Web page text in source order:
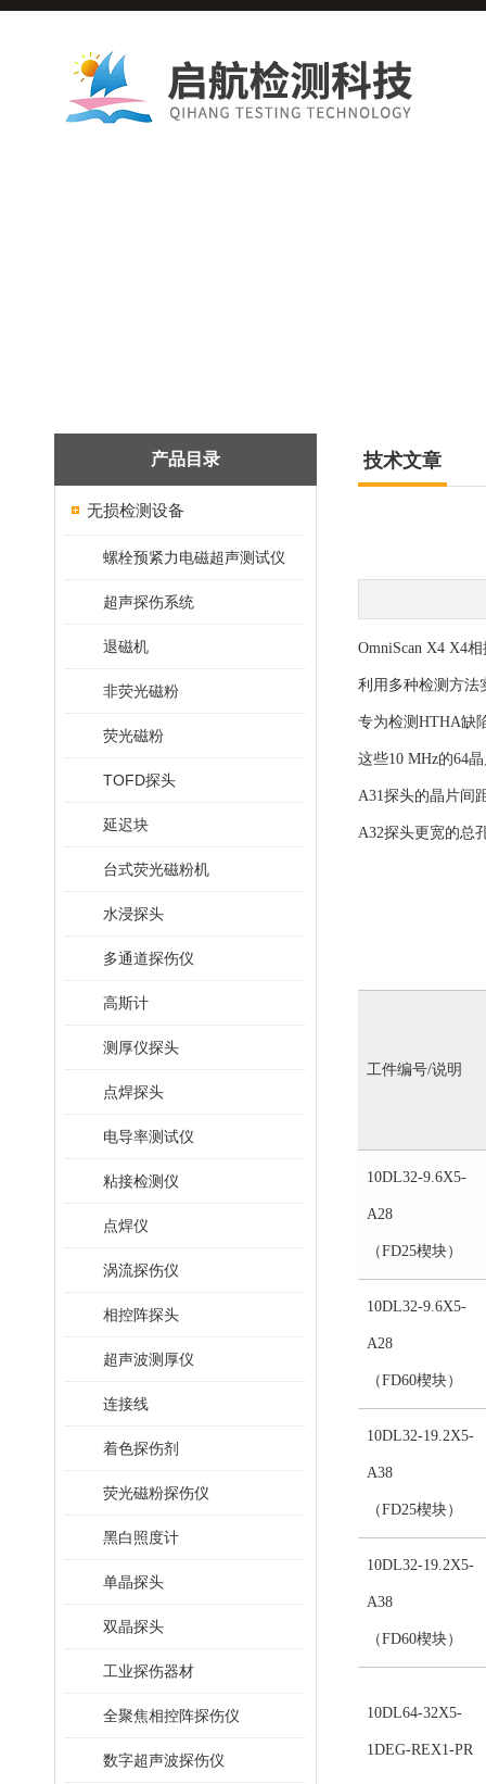
产品目录
无损检测设备
螺栓预紧力电磁超声测试仪
超声探伤系统
退磁机
非荧光磁粉
荧光磁粉
TOFD探头
延迟块
台式荧光磁粉机
水浸探头
多通道探伤仪
高斯计
测厚仪探头
点焊探头
电导率测试仪
粘接检测仪
点焊仪
涡流探伤仪
相控阵探头
超声波测厚仪
连接线
着色探伤剂
荧光磁粉探伤仪
黑白照度计
单晶探头
双晶探头
工业探伤器材
全聚焦相控阵探伤仪
数字超声波探伤仪
技术文章
OmniScan X4 X4
利用多种检测方法
专为检测HTHA缺
这些10 MHz的64
A31探头的晶片间
A32探头更宽的总
工件编号/说明
10DL32-9.6X5-
A28
（FD25楔块）
10DL32-9.6X5-
A28
（FD60楔块）
10DL32-19.2X5-
A38
（FD25楔块）
10DL32-19.2X5-
A38
（FD60楔块）
10DL64-32X5-
1DEG-REX1-PR